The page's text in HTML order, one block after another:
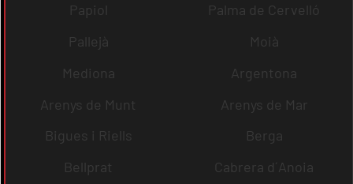
Papiol
Palma de Cervelló
Pallejà
Moià
Mediona
Argentona
Arenys de Munt
Arenys de Mar
Bigues i Riells
Berga
Bellprat
Cabrera d´Anoia